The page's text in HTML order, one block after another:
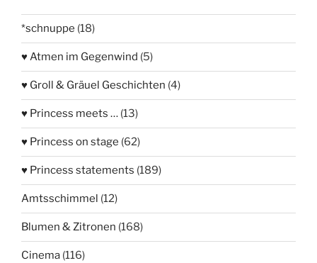
*schnuppe (18)
♥ Atmen im Gegenwind (5)
♥ Groll & Gräuel Geschichten (4)
♥ Princess meets … (13)
♥ Princess on stage (62)
♥ Princess statements (189)
Amtsschimmel (12)
Blumen & Zitronen (168)
Cinema (116)